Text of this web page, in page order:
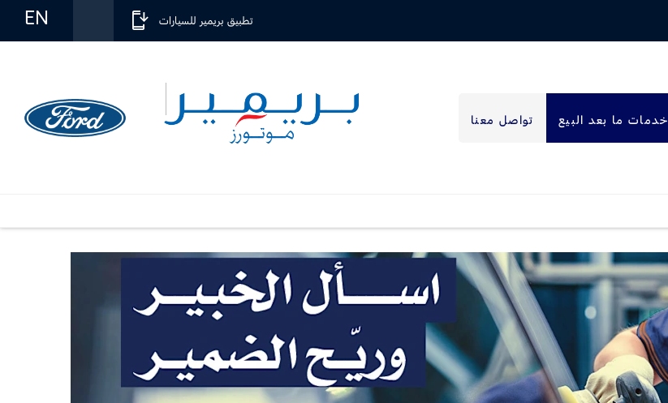
EN تطبيق بريمير للسيارات
خدمات ما بعد البيع تواصل معنا